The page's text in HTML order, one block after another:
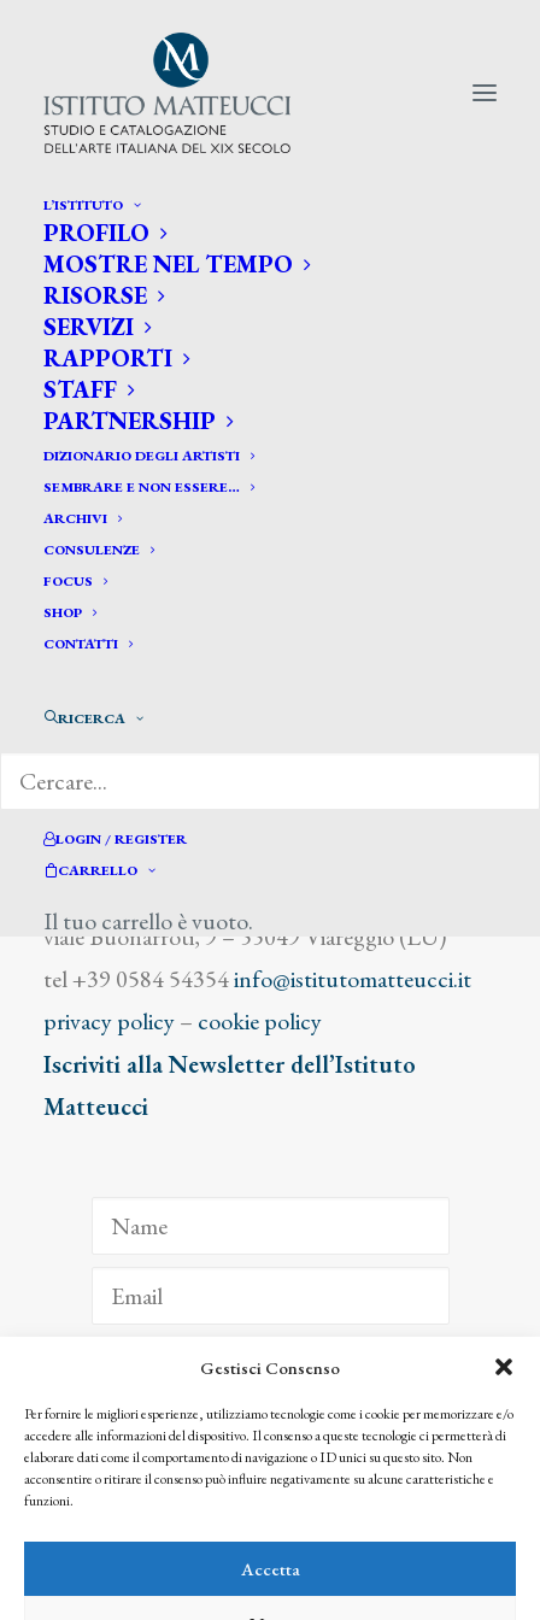
Gestisci Consenso
Per fornire le migliori esperienze, utilizziamo tecnologie come i cookie per memorizzare e/o
accedere alle informazioni del dispositivo. Il consenso a queste tecnologie ci permetterà di
elaborare dati come il comportamento di navigazione o ID unici su questo sito. Non
acconsentire o ritirare il consenso può influire negativamente su alcune caratteristiche e
funzioni.
Accetta
L’ISTITUTO
PROFILO
MOSTRE NEL TEMPO
RISORSE
SERVIZI
RAPPORTI
STAFF
PARTNERSHIP
DIZIONARIO DEGLI ARTISTI
SEMBRARE E NON ESSERE…
ARCHIVI
CONSULENZE
FOCUS
SHOP
CONTATTI
RICERCA
LOGIN / REGISTER
CARRELLO
Il tuo carrello è vuoto.
CERCA TRA GLI ARTISTI:
Search
for:
Gavarni Paul
viale Buonarroti, 9 – 55049 Viareggio (LU)
tel +39 0584 54354info@istitutomatteucci.it
privacy policy– cookie policy
Iscriviti alla Newsletter dell’Istituto
Matteucci
ISCRIVITI
Facendo clic per iscriverti, riconosci che le tue informazioni saranno trattate
seguendo la nostra Privacy Policy
© 2025 Istituto Matteucci. All right reserved
l’autorizzazione scritta dei proprietari dei diritti e dell’Istituto Matteucci